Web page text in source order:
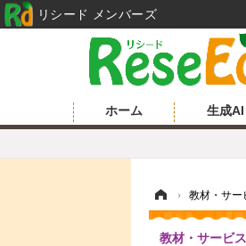
ホーム 生成AI
› 教材・サー
教材・サービス
リシード メンバーズ